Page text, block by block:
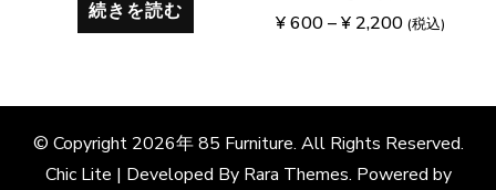
続きを読む
¥600–¥2,200 (税込)
© Copyright 2026年85 Furniture. All Rights Reserved.
Chic Lite | Developed By Rara Themes. Powered by